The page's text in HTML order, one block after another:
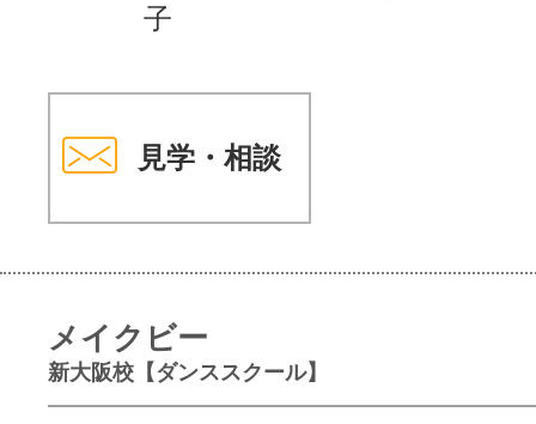
子
見学・相談
メイクビー
新大阪校【ダンススクール】